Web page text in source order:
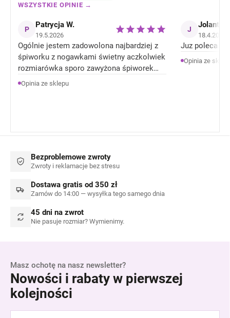
WSZYSTKIE OPINIE →
P Patrycja W.
19.5.2026
Ogólnie jestem zadowolona najbardziej z
śpiworku z nogawkami świetny aczkolwiek
rozmiarówka sporo zawyżona śpiworek
rozmiar 92 jest jak 104 rozmiar . Ale
Opinia ze sklepu
J Jolanta
18.4.2026
Juz poleca
Opinia ze
Bezproblemowe zwroty
Zwroty i reklamacje bez stresu
Dostawa gratis od 350 zł
Zamów do 14:00 — wysyłka tego samego dnia
45 dni na zwrot
Nie pasuje rozmiar? Wymienimy.
Masz ochotę na nasz newsletter?
Nowości i rabaty w pierwszej
kolejności